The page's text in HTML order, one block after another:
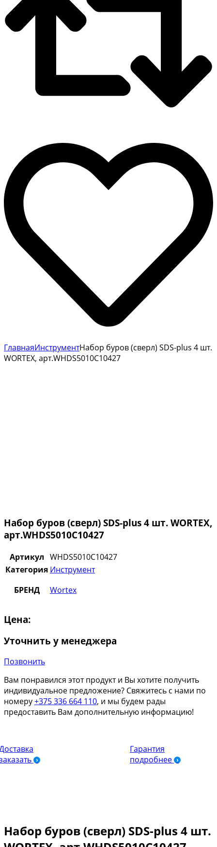
ГлавнаяИнструментНабор буров (сверл) SDS-plus 4 шт.
WORTEX, арт.WHDS5010C10427
Набор буров (сверл) SDS-plus 4 шт. WORTEX,
арт.WHDS5010C10427
Артикул WHDS5010C10427
Категория Инструмент
БРЕНД
Wortex
Цена:
Уточнить у менеджера
Позвонить
Вам понравился этот продукт и Вы хотите получить
индивидуальное предложение? Свяжитесь с нами по
номеру+375 336 664 110, и мы будем рады
предоставить Вам дополнительную информацию!
Гарантия
подробнее
Набор буров (сверл) SDS-plus 4 шт.